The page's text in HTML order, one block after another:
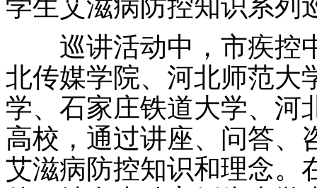
巡讲活动中，市疾控
北传媒学院、河北师范大
学、石家庄铁道大学、河
高校，通过讲座、问答、
艾滋病防控知识和理念。